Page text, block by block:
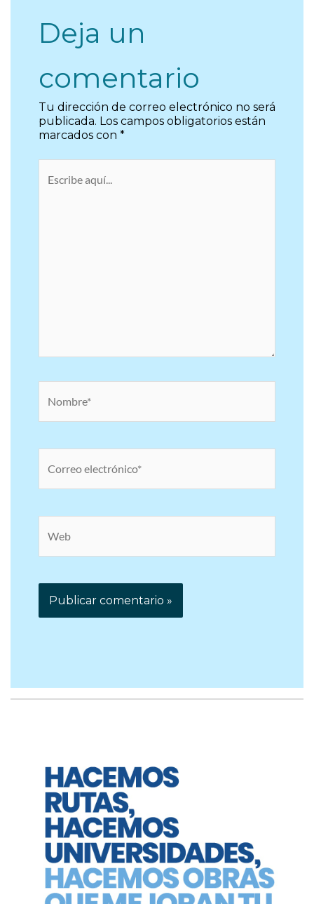
Deja un
comentario
Tu dirección de correo electrónico no será
publicada. Los campos obligatorios están
marcados con *
electrónico*